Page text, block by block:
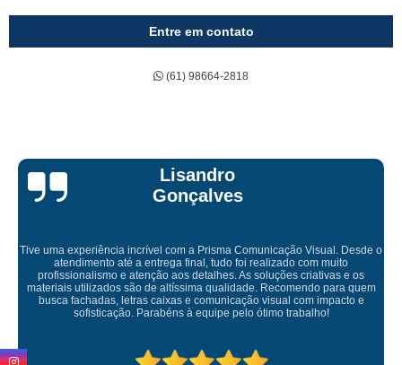
Entre em contato
(61) 98664-2818
Bruna Eduarda
Empresa maravilhosa, entregue antes do prazo e a instalação da lona
ficou perfeita, indico de olhos fechados